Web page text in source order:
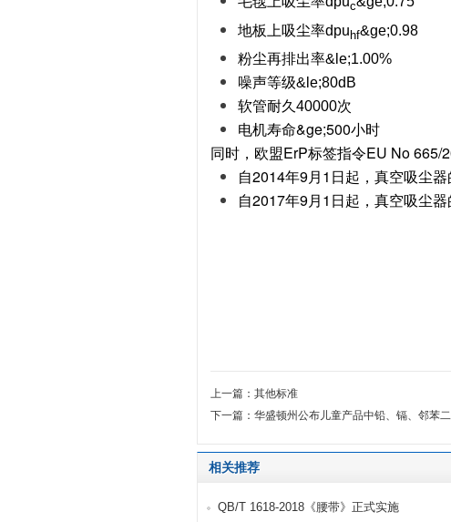
c
地板上吸尘率dpu hf&ge;0.98
粉尘再排出率&le;1.00%
噪声等级&le;80dB
软管耐久40000次
电机寿命&ge;500小时
同时，欧盟ErP标签指令EU No 665/
自2014年9月 1 日起，真空吸尘
自2017年9月 1 日起，真空吸尘
上一篇：其他标准
下一篇：华盛顿州公布儿童产品中铅、镉、邻苯
相关推荐
QB/T 1618-2018《腰带》正式实施